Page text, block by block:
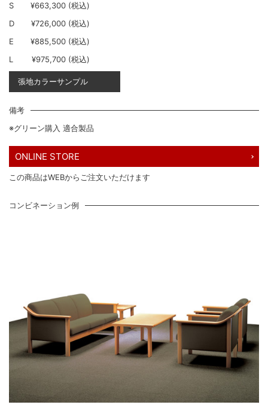
S
¥663,300 (税込)
D
¥726,000 (税込)
E
¥885,500 (税込)
L
¥975,700 (税込)
張地カラーサンプル
備考
※グリーン購入 適合製品
ONLINE STORE
この商品はWEBからご注文いただけます
コンビネーション例